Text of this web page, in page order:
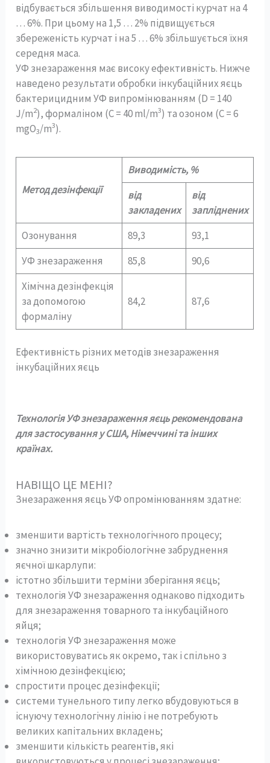
відбувається збільшення виводимості курчат на 4
… 6%. При цьому на 1,5 … 2% підвищується
збереженість курчат і на 5 … 6% збільшується їхня
середня маса.
УФ знезараження має високу ефективність. Нижче
наведено результати обробки інкубаційних яєць
бактерицидним УФ випромінюванням (D = 140
J/m2), формаліном (С = 40 ml/m3) та озоном (С = 6
mgО3/m3).
Метод дезінфекції
Виводимість, %
від
закладених
від
запліднених
Озонування
89,3
93,1
УФ знезараження
85,8
90,6
Хімічна дезінфекція
за допомогою
формаліну
84,2 87,6
Ефективність різних методів знезараження
інкубаційних яєць
Технологія УФ знезараження яєць рекомендована
для застосування у США, Німеччині та інших
країнах.
НАВІЩО ЦЕ МЕНІ?
Знезараження яєць УФ опромінюванням здатне:
зменшити вартість технологічного процесу;
значно знизити мікробіологічне забруднення
яєчної шкарлупи:
істотно збільшити терміни зберігання яєць;
технологія УФ знезараження однаково підходить
для знезараження товарного та інкубаційного
яйця;
технологія УФ знезараження може
використовуватись як окремо, так і спільно з
хімічною дезінфекцією;
спростити процес дезінфекції;
системи тунельного типу легко вбудовуються в
існуючу технологічну лінію і не потребують
великих капітальних вкладень;
зменшити кількість реагентів, які